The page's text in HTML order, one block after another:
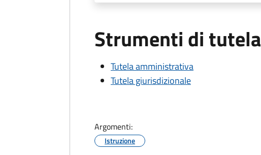
Strumenti di tutela
Tutela amministrativa
Tutela giurisdizionale
Argomenti:
Istruzione